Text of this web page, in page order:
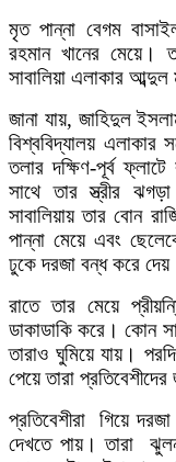
মৃত পান্না বেগম
রহমান খানের মেয়ে।
সাবালিয়া এলাকার
জানা যায়, জাহিদুল
বিশ্ববিদ্যালয় এলাকার
তলার দক্ষিণ-পূর্ব
সাথে তার স্ত্রীর
সাবালিয়ায় তার বোন
পান্না মেয়ে এবং
ঢুকে দরজা বন্ধ করে
রাতে তার মেয়ে
ডাকাডাকি করে। কোন
তারাও ঘুমিয়ে যায়।
পেয়ে তারা প্রতিবেশীদের
প্রতিবেশীরা গিয়ে
দেখতে পায়। তারা